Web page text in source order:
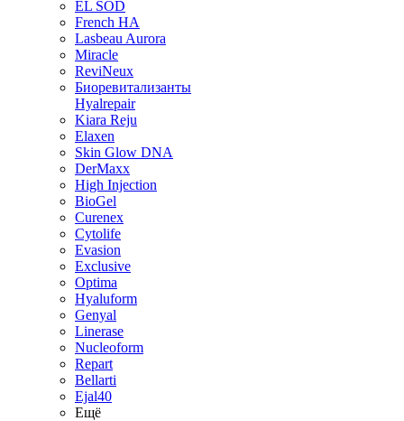
EL SOD
French HA
Lasbeau Aurora
Miracle
ReviNeux
Биоревитализанты
Hyalrepair
Kiara Reju
Elaxen
Skin Glow DNA
DerMaxx
High Injection
BioGel
Curenex
Cytolife
Evasion
Exclusive
Optima
Hyaluform
Genyal
Linerase
Nucleoform
Repart
Bellarti
Ejal40
Ещё